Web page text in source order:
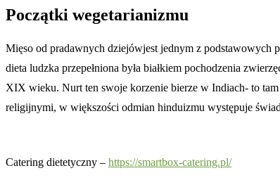
Początki wegetarianizmu
Mięso od pradawnych dziejówjest jednym z podstawowych
dieta ludzka przepełniona była białkiem pochodzenia
XIX wieku. Nurt ten swoje korzenie bierze w Indiach- to
religijnymi, w większości odmian hinduizmu występuje
Catering dietetyczny – https://smartbox-catering.pl/